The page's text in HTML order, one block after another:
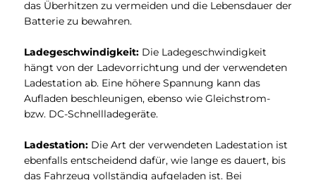
das Überhitzen zu vermeiden und die Lebensdauer der
Batterie zu bewahren.
Ladegeschwindigkeit: Die Ladegeschwindigkeit
hängt von der Ladevorrichtung und der verwendeten
Ladestation ab. Eine höhere Spannung kann das
Aufladen beschleunigen, ebenso wie Gleichstrom-
bzw. DC-Schnellladegeräte.
Ladestation:Die Art der verwendeten Ladestation ist
ebenfalls entscheidend dafür, wie lange es dauert, bis
das Fahrzeug vollständig aufgeladen ist. Bei